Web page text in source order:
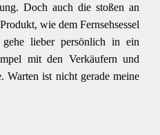
Doch auch die stoßen an
wie dem Fernsehsessel
lieber persönlich in ein
mit den Verkäufern und
Warten ist nicht gerade meine